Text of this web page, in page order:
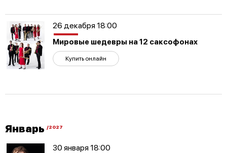
26 декабря 18:00
Мировые шедевры на 12 саксофонах
Купить онлайн
Январь /2027
30 января 18:00